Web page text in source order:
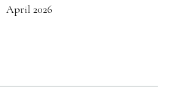
April 2026